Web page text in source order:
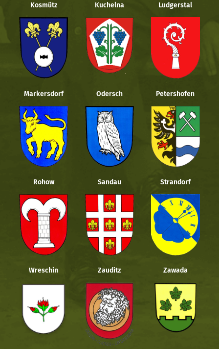
Kosmütz Kuchelna Ludgerstal
Markersdorf Odersch Petershofen
Rohow Sandau Strandorf
Wreschin Zauditz Zawada